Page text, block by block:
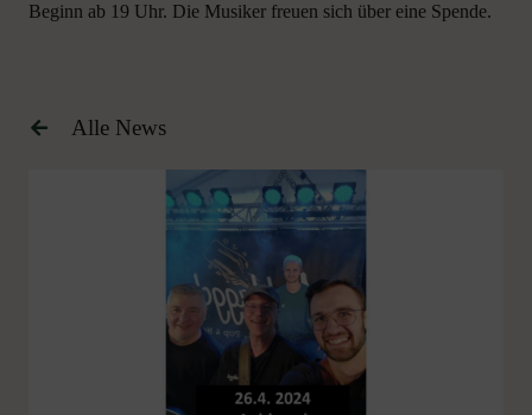
Beginn ab 19 Uhr. Die Musiker freuen sich über eine Spende.
Alle News